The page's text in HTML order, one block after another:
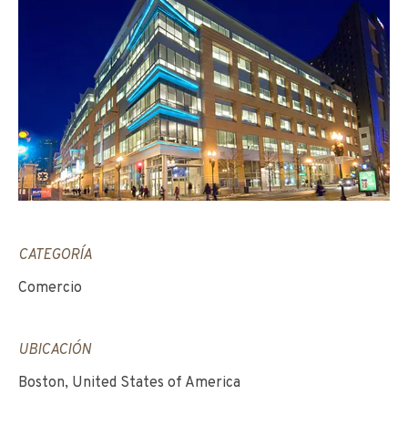
CATEGORÍA
Comercio
UBICACIÓN
Boston, United States of America